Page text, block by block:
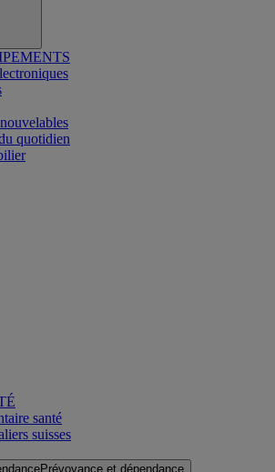
quotidien
santé
suisses
Prévoyance et dépendance